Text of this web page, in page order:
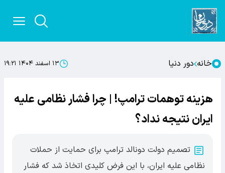
خانه دور دنیا ۱۳ اسفند ۱۴۰۴ ۱۹:۲۱
هزینه توهمات ترامپ! | چرا فشار نظامی علیه
ایران نتیجه نداد؟
تصمیم دولت دونالد ترامپ برای حمایت از حملات
نظامی علیه ایران، با این فرض کلیدی اتخاذ شد که فشار